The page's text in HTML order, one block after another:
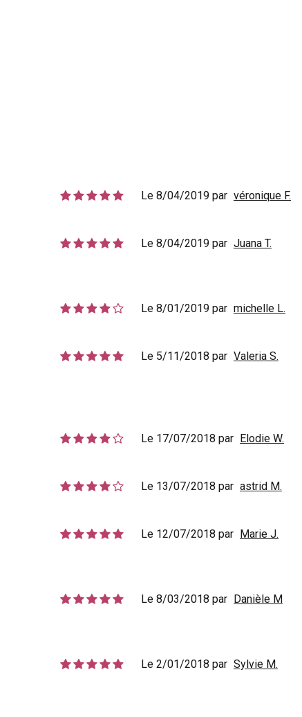
Le 8/04/2019 par véronique F.
Le 8/04/2019 par Juana T.
Le 8/01/2019 par michelle L.
Le 5/11/2018 par Valeria S.
Le 17/07/2018 par Elodie W.
Le 13/07/2018 par astrid M.
Le 12/07/2018 par Marie J.
Le 8/03/2018 par Danièle M
Le 2/01/2018 par Sylvie M.